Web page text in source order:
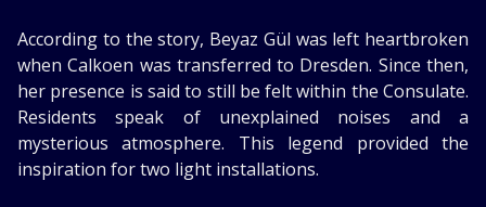
According to the story, Beyaz Gül was left heartbroken
when Calkoen was transferred to Dresden. Since then,
her presence is said to still be felt within the Consulate.
Residents speak of unexplained noises and a
mysterious atmosphere. This legend provided the
inspiration for two light installations.